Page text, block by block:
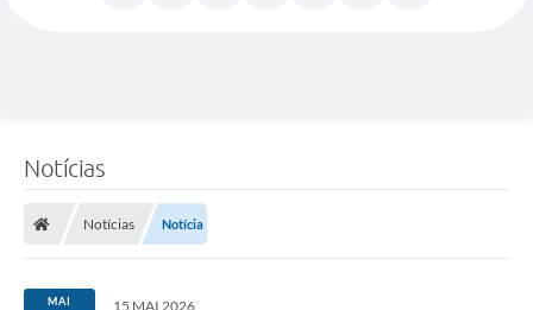
Notícias
Notícias Notícia
MAI 15 MAI 2026